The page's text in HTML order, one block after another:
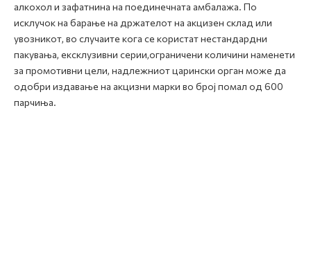
алкохол и зафатнина на поединечната амбалажа. По
исклучок на барање на држателот на акцизен склад или
увозникот, во случаите кога се користат нестандардни
пакувања, ексклузивни серии,ограничени количини наменети
за промотивни цели, надлежниот царински орган може да
одобри издавање на акцизни марки во број помал од 600
парчиња.